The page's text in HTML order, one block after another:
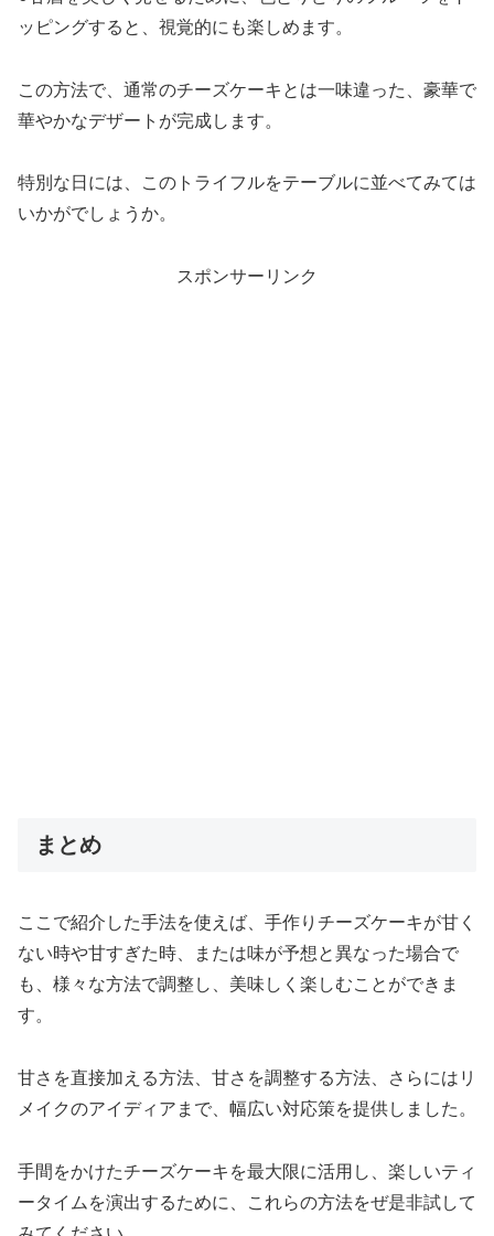
ッピングすると、視覚的にも楽しめます。
この方法で、通常のチーズケーキとは一味違った、豪華で
華やかなデザートが完成します。
特別な日には、このトライフルをテーブルに並べてみては
いかがでしょうか。
スポンサーリンク
まとめ
ここで紹介した手法を使えば、手作りチーズケーキが甘く
ない時や甘すぎた時、または味が予想と異なった場合で
も、様々な方法で調整し、美味しく楽しむことができま
す。
甘さを直接加える方法、甘さを調整する方法、さらにはリ
メイクのアイディアまで、幅広い対応策を提供しました。
手間をかけたチーズケーキを最大限に活用し、楽しいティ
ータイムを演出するために、これらの方法をぜ是非試して